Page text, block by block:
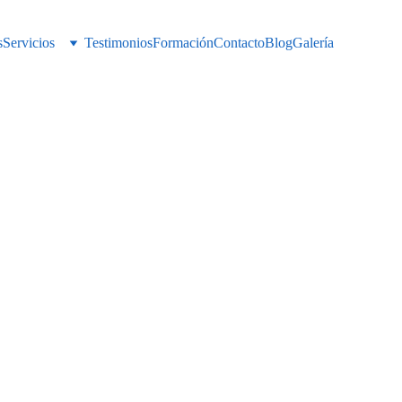
Servicios TestimoniosFormaciónContactoBlogGalería